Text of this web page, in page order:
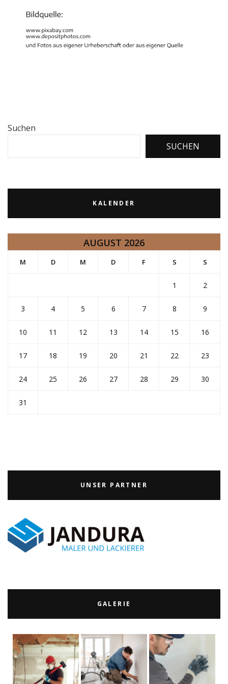
Suchen
SUCHEN
KALENDER
AUGUST 2026
M D M D F S S
1 2
3 4 5 6 7 8 9
10 11 12 13 14 15 16
17 18 19 20 21 22 23
24 25 26 27 28 29 30
31
UNSER PARTNER
GALERIE